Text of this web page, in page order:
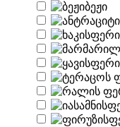
ბეჟი